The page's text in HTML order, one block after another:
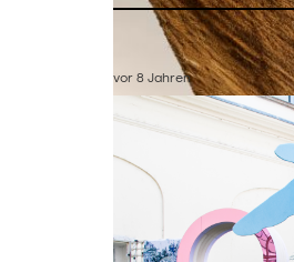
vor 8 Jahren